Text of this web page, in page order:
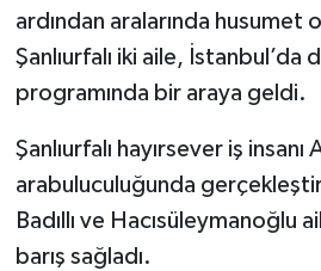
ardından aralarında husumet
Şanlıurfalı iki aile, İstanbul’da
programında bir araya geldi.
Şanlıurfalı hayırsever iş insanı
arabuluculuğunda
Badıllı ve Hacısüleymanoğlu
barış sağladı.